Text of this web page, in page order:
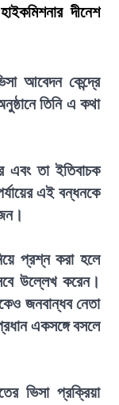
দীনেশ
আবেদন কেন্দ্রে
তিনি এ কথা
এবং তা ইতিবাচক
এই বন্ধনকে
প্রশ্ন করা হলে
উল্লেখ করেন।
জনবান্ধব নেতা
একসঙ্গে বসলে
ভিসা প্রক্রিয়া